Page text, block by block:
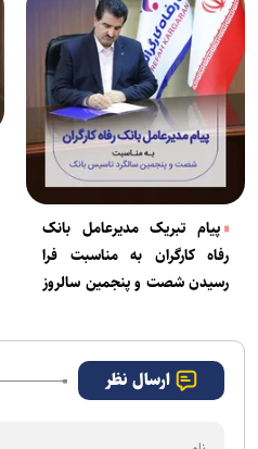
پیام تبریک مدیرعامل بانک
رفاه کارگران به مناسبت فرا
رسیدن شصت و پنجمین سالروز
ارسال نظر